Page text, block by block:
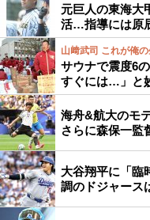
元巨人の東海大
活…指導には原
山﨑武司 これが俺
サウナで震度6
すぐには…」と
海舟&航大のモ
さらに森保一監
大谷翔平に「臨
調のドジャース